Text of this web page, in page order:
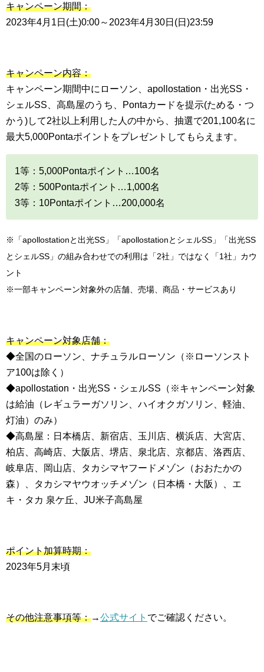
キャンペーン期間：
2023年4月1日(土)0:00～2023年4月30日(日)23:59
キャンペーン内容：
キャンペーン期間中にローソン、apollostation・出光SS・
シェルSS、高島屋のうち、Pontaカードを提示(ためる・つ
かう)して2社以上利用した人の中から、抽選で201,100名に
最大5,000Pontaポイントをプレゼントしてもらえます。
1等：5,000Pontaポイント…100名
2等：500Pontaポイント…1,000名
3等：10Pontaポイント…200,000名
※「apollostationと出光SS」「apollostationとシェルSS」「出光SS
とシェルSS」の組み合わせでの利用は「2社」ではなく「1社」カウ
ント
※一部キャンペーン対象外の店舗、売場、商品・サービスあり
キャンペーン対象店舗：
◆全国のローソン、ナチュラルローソン（※ローソンスト
ア100は除く）
◆apollostation・出光SS・シェルSS（※キャンペーン対象
は給油（レギュラーガソリン、ハイオクガソリン、軽油、
灯油）のみ）
◆高島屋：日本橋店、新宿店、玉川店、横浜店、大宮店、
柏店、高崎店、大阪店、堺店、泉北店、京都店、洛西店、
岐阜店、岡山店、タカシマヤフードメゾン（おおたかの
森）、タカシマヤウオッチメゾン（日本橋・大阪）、エ
キ・タカ 泉ケ丘、JU米子高島屋
ポイント加算時期：
2023年5月末頃
その他注意事項等：→公式サイト でご確認ください。